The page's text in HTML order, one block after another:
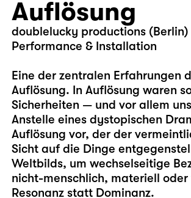
Auflösung
doublelucky productions
Performance & Installation
Eine der zentralen Erfahrungen
Auflösung. In Auflösung waren
Sicherheiten — und vor allem
Anstelle eines dystopischen
Auflösung vor, der der
Sicht auf die Dinge
Weltbilds, um wechselseitige
nicht-menschlich, materiell
Resonanz statt Dominanz.